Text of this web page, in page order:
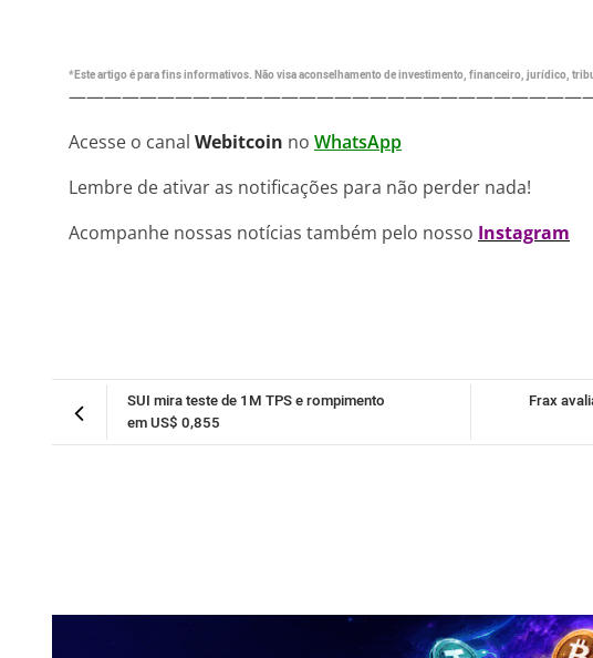
*Este artigo é para fins informativos. Não visa aconselhamento de investimento, financeiro, jurídico,
Acesse o canal Webitcoin no WhatsApp
Lembre de ativar as notificações para não perder nada!
Acompanhe nossas notícias também pelo nosso Instagram
Frax
SUI mira teste de 1M TPS e rompimento
em US$ 0,855